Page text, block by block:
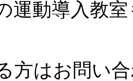
運動導入教
方はお問い